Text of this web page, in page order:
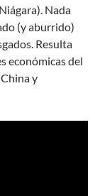
Nada
(y aburrido)
Resulta
económicas del
y